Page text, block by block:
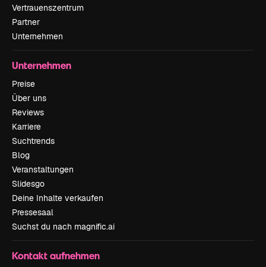
Vertrauenszentrum
Partner
Unternehmen
Unternehmen
Preise
Über uns
Reviews
Karriere
Suchtrends
Blog
Veranstaltungen
Slidesgo
Deine Inhalte verkaufen
Pressesaal
Suchst du nach magnific.ai
Kontakt aufnehmen